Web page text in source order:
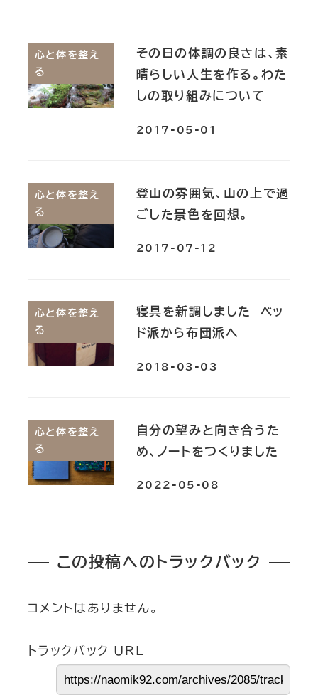
心と体を整え
る
その日の体調の良さは、素
晴らしい人生を作る。わた
しの取り組みについて
2017-05-01
心と体を整え
る
登山の雰囲気、山の上で過
ごした景色を回想。
2017-07-12
心と体を整え
る
寝具を新調しました ベッ
ド派から布団派へ
2018-03-03
心と体を整え
る
自分の望みと向き合うた
め、ノートをつくりました
2022-05-08
この投稿へのトラックバック
コメントはありません。
トラックバック URL